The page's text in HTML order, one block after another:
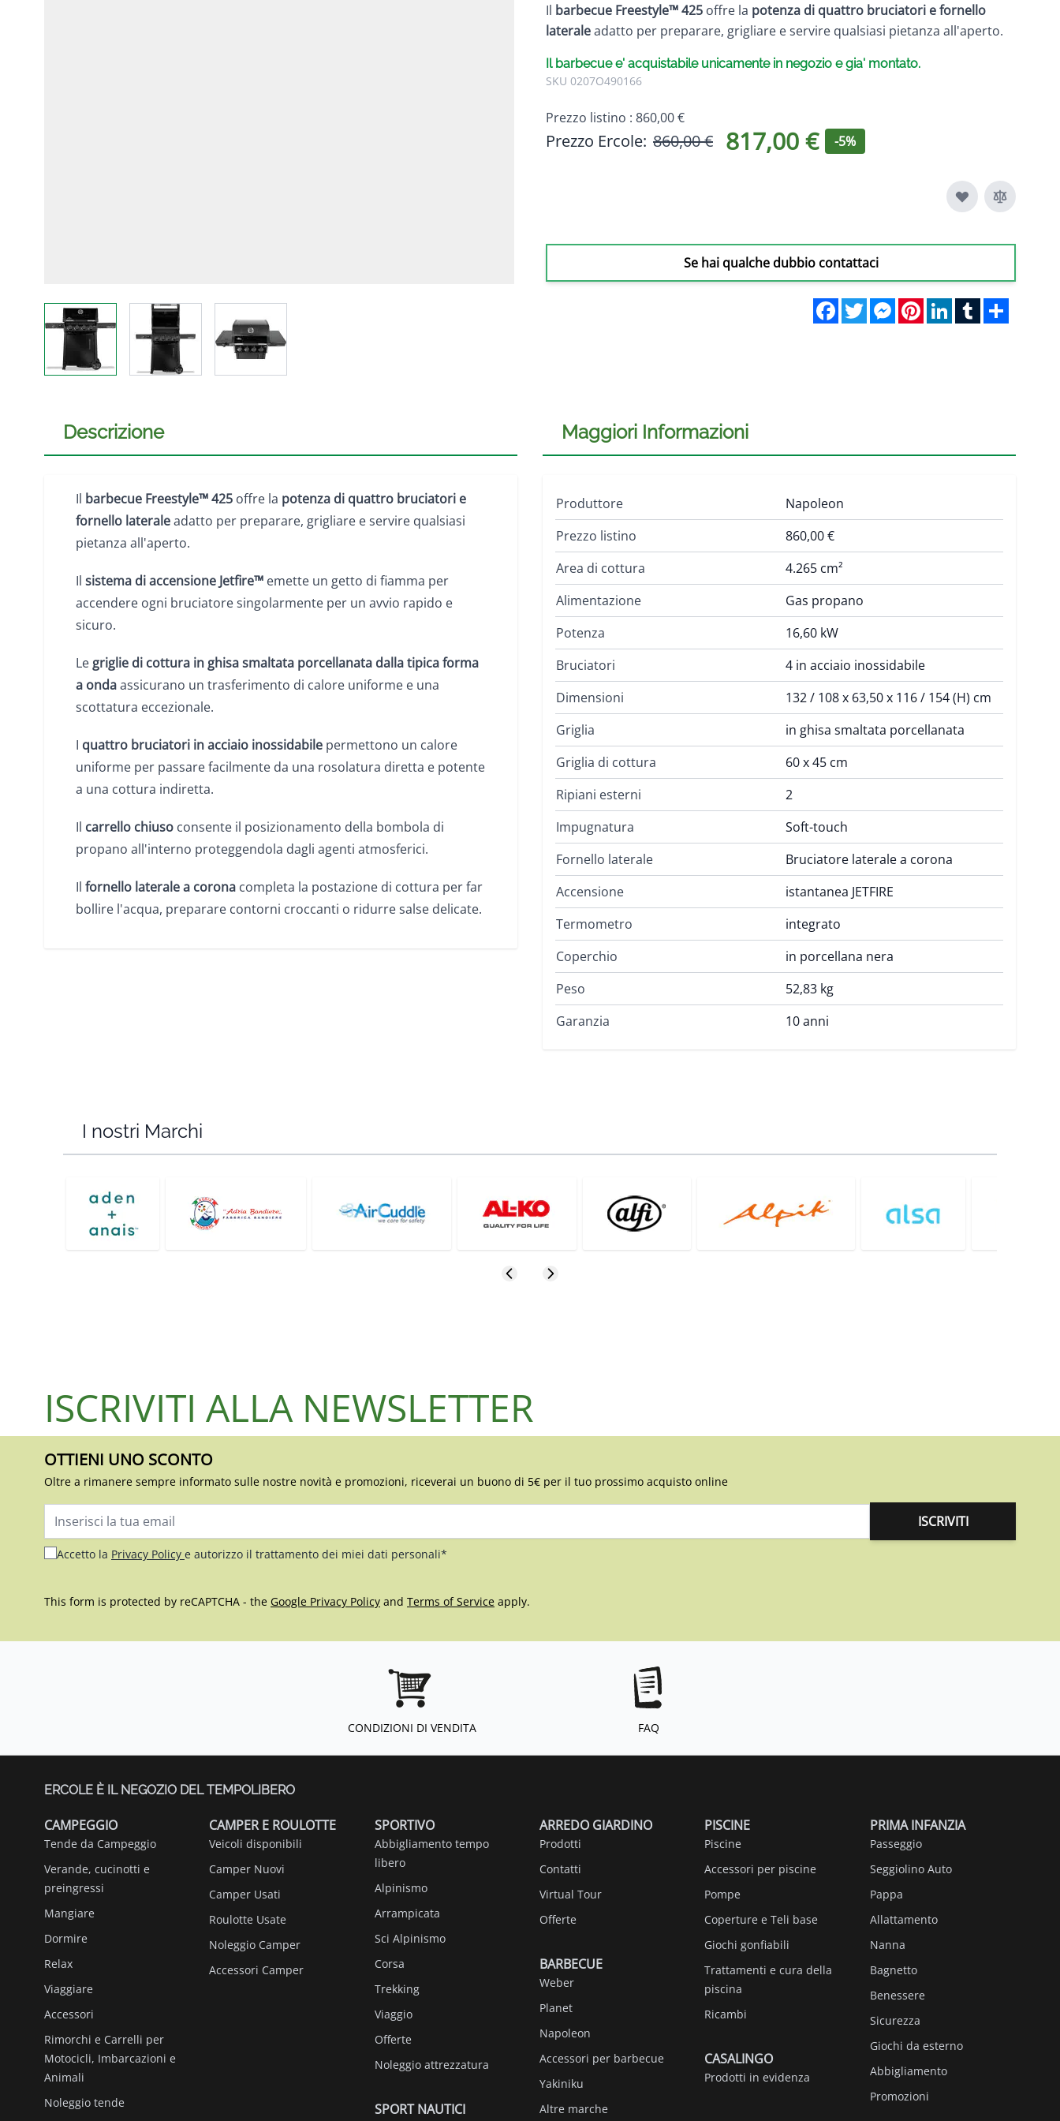
View larger imageView larger image
Il barbecue Freestyle™ 425 offre la potenza di quattro bruciatori e fornello
lateraleadatto per preparare, grigliare e servire qualsiasi pietanza all'aperto.
Il barbecue e' acquistabile unicamente in negozio e gia' montato.
SKU 0207O490166
Prezzo listino : 860,00 €
Prezzo Ercole: 860,00 € 817,00 € -5%
Se hai qualche dubbio contattaci
FacebookTwitterMessengerPinterestLinkedInTumblr
Descrizione
Il barbecue Freestyle™ 425 offre la potenza di quattro bruciatori e
fornello lateraleadatto per preparare, grigliare e servire qualsiasi
pietanza all'aperto.
Il sistema di accensione Jetfire™ emette un getto di fiamma per
accendere ogni bruciatore singolarmente per un avvio rapido e
sicuro.
Le griglie di cottura in ghisa smaltata porcellanata dalla tipica forma
a ondaassicurano un trasferimento di calore uniforme e una
scottatura eccezionale.
I quattro bruciatori in acciaio inossidabile permettono un calore
uniforme per passare facilmente da una rosolatura diretta e potente
a una cottura indiretta.
Il carrello chiuso consente il posizionamento della bombola di
propano all'interno proteggendola dagli agenti atmosferici.
Il fornello laterale a corona completa la postazione di cottura per far
bollire l'acqua, preparare contorni croccanti o ridurre salse delicate.
Maggiori Informazioni
Produttore
Napoleon
Prezzo listino
860,00 €
Area di cottura
4.265 cm²
Alimentazione
Gas propano
Potenza
16,60 kW
Bruciatori
4 in acciaio inossidabile
Dimensioni
132 / 108 x 63,50 x 116 / 154 (H) cm
Griglia
in ghisa smaltata porcellanata
Griglia di cottura
60 x 45 cm
Ripiani esterni
2
Impugnatura
Soft-touch
Fornello laterale
Bruciatore laterale a corona
Accensione
istantanea JETFIRE
Termometro
integrato
Coperchio
in porcellana nera
Peso
52,83 kg
Garanzia
10 anni
I nostri Marchi
ISCRIVITI ALLA NEWSLETTER
OTTIENI UNO SCONTO
Oltre a rimanere sempre informato sulle nostre novità e promozioni, riceverai un buono di 5€ per il tuo prossimo acquisto online
Indirizzo email ISCRIVITI
Accetto la Privacy Policy e autorizzo il trattamento dei miei dati personali*
This form is protected by reCAPTCHA - the Google Privacy Policy and Terms of Service apply.
CONDIZIONI DI VENDITA FAQ
ERCOLE È IL NEGOZIO DEL TEMPOLIBERO
CAMPEGGIO
Tende da Campeggio
Verande, cucinotti e
preingressi
Mangiare
Dormire
Relax
Viaggiare
Accessori
Rimorchi e Carrelli per
Motocicli, Imbarcazioni e
Animali
Noleggio tende
CAMPER E ROULOTTE
Veicoli disponibili
Camper Nuovi
Camper Usati
Roulotte Usate
Noleggio Camper
Accessori Camper
SPORTIVO
Abbigliamento tempo
libero
Alpinismo
Arrampicata
Sci Alpinismo
Corsa
Trekking
Viaggio
Offerte
Noleggio attrezzatura
SPORT NAUTICI
ARREDO GIARDINO
Prodotti
Contatti
Virtual Tour
Offerte
BARBECUE
Weber
Planet
Napoleon
Accessori per barbecue
Yakiniku
Altre marche
PISCINE
Piscine
Accessori per piscine
Pompe
Coperture e Teli base
Giochi gonfiabili
Trattamenti e cura della
piscina
Ricambi
CASALINGO
Prodotti in evidenza
PRIMA INFANZIA
Passeggio
Seggiolino Auto
Pappa
Allattamento
Nanna
Bagnetto
Benessere
Sicurezza
Giochi da esterno
Abbigliamento
Promozioni